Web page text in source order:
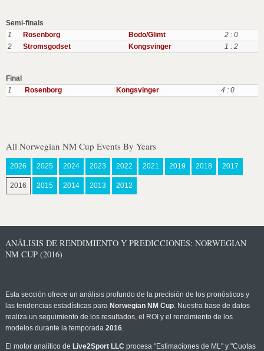
Semi-finals
1
Rosenborg Bodo/Glimt
2 : 0
2
Stromsgodset Kongsvinger 1 : 2
Final
1
Rosenborg Kongsvinger 4 : 0
All Norwegian NM Cup Events By Years
2026 2025 2024 2023 2022 2021 2019 2018 2017
2016 2015 2014 2013 2012
ANÁLISIS DE RENDIMIENTO Y PREDICCIONES: NORWEGIAN
NM CUP (2016)
Esta sección ofrece un análisis profundo de la precisión de los pronósticos y
las tendencias estadísticas para Norwegian NM Cup. Nuestra base de datos
realiza un seguimiento de los resultados, el ROI y el rendimiento de los
modelos durante la temporada 2016.
El motor analítico de Live2Sport LLC procesa "Estimaciones de ML" y "Cuotas